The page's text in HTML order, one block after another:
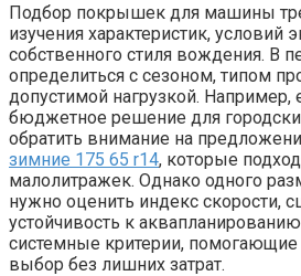
Подбор покрышек для машины
изучения характеристик, условий
собственного стиля вождения. В
определиться с сезоном, типом
допустимой нагрузкой.
бюджетное решение для
обратить внимание на
зимние 175 65 r14, которые
малолитражек. Однако одного
нужно оценить индекс скорости,
устойчивость к
системные критерии,
выбор без лишних затрат.